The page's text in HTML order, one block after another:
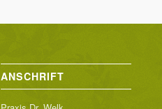
ANSCHRIFT